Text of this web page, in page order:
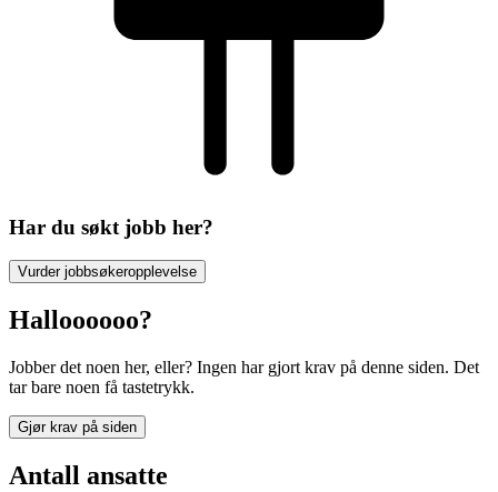
Har du søkt jobb her?
Vurder jobbsøkeropplevelse
Halloooooo?
Jobber det noen her, eller? Ingen har gjort krav på denne siden. Det
tar bare noen få tastetrykk.
Gjør krav på siden
Antall ansatte